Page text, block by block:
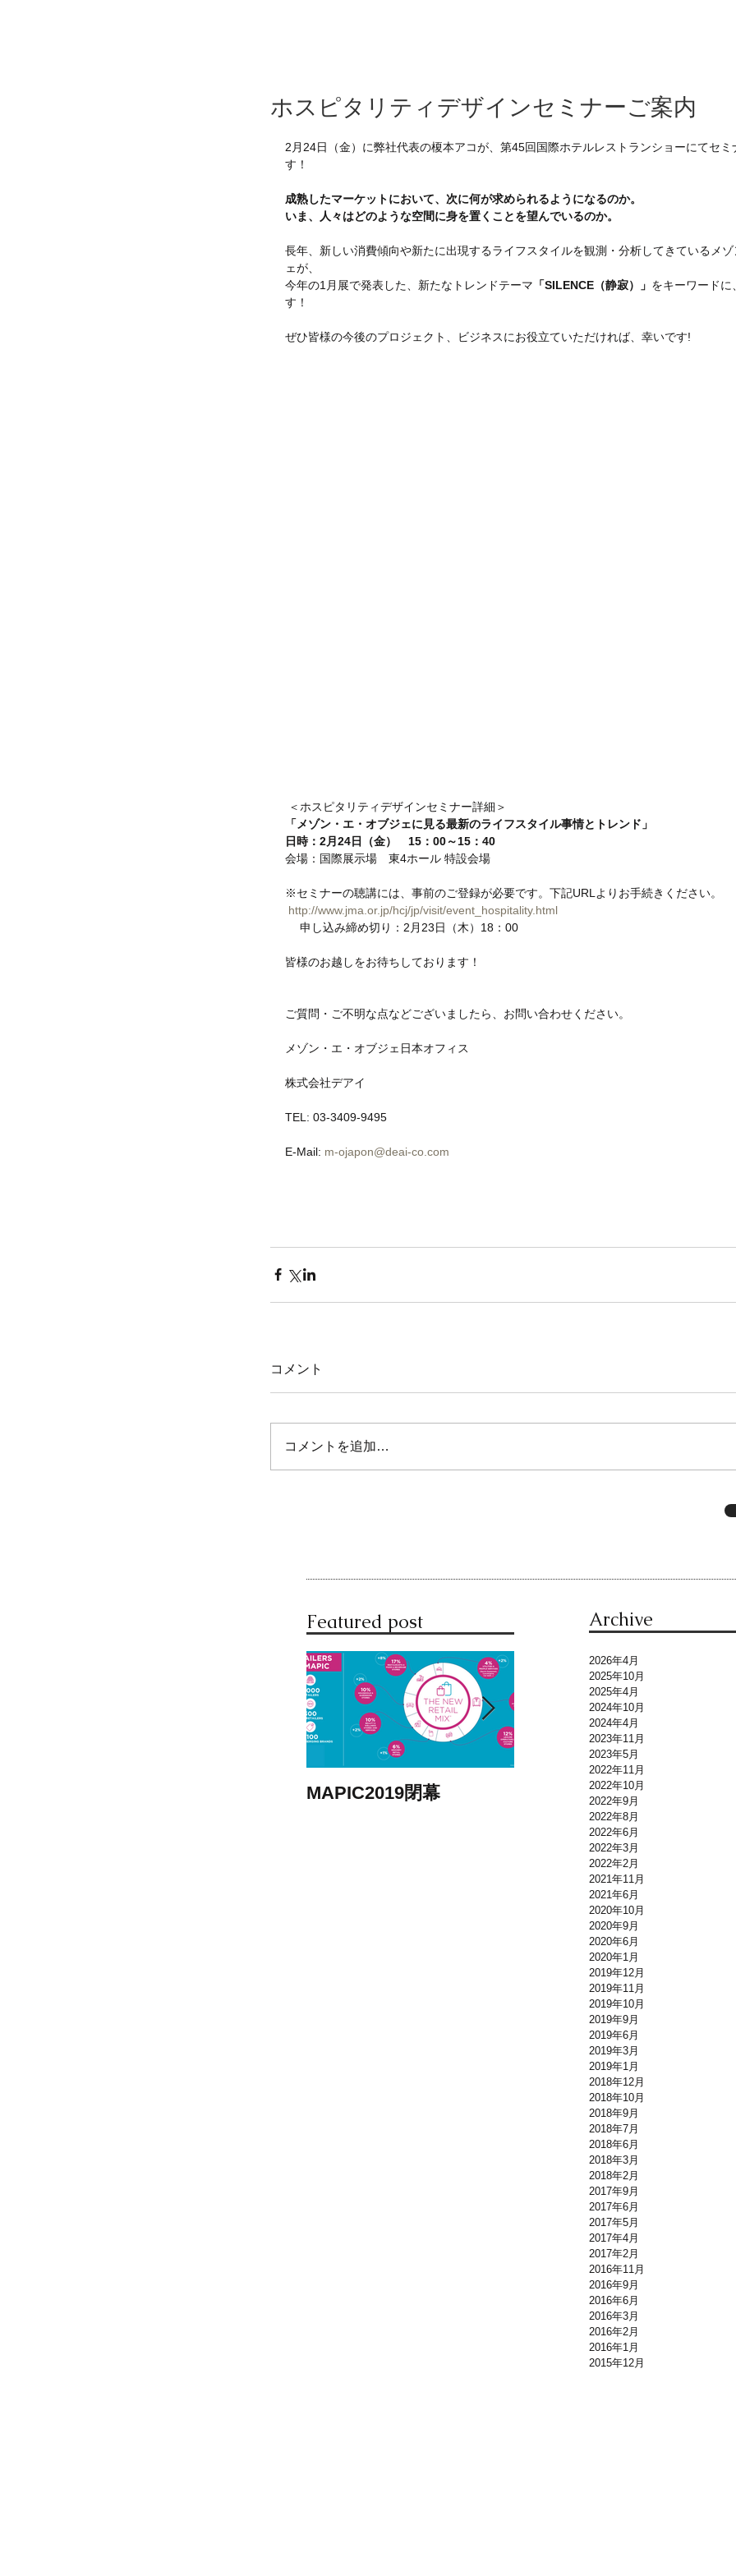
ホスピタリティデザインセミナーご案内
2月24日（金）に弊社代表の榎本アコが、第45回国際ホテルレストランショーにてセミ
す！
成熟したマーケットにおいて、次に何が求められるようになるのか。
いま、人々はどのような空間に身を置くことを望んでいるのか。
長年、新しい消費傾向や新たに出現するライフスタイルを観測・分析してきているメ
ェが、
今年の1月展で発表した、新たなトレンドテーマ 「SILENCE（静寂）」 をキーワードに
す！
ぜひ皆様の今後のプロジェクト、ビジネスにお役立ていただければ、幸いです!
＜ホスピタリティデザインセミナー詳細＞
「メゾン・エ・オブジェに見る最新のライフスタイル事情とトレンド」
日時：2月24日（金）　15：00～15：40
会場：国際展示場　東4ホール 特設会場
※セミナーの聴講には、事前のご登録が必要です。下記URLよりお手続きください。
http://www.jma.or.jp/hcj/jp/visit/event_hospitality.html
申し込み締め切り：2月23日（木）18：00
皆様のお越しをお待ちしております！
ご質問・ご不明な点などございましたら、お問い合わせください。
メゾン・エ・オブジェ日本オフィス
株式会社デアイ
TEL: 03-3409-9495
E-Mail: m-ojapon@deai-co.com
コメント
コメントを追加…
Featured post
MAPIC2019閉幕
メゾン・エ・オブジェ・
パリ2020年1月展開催及
び事前登録のご案内
Archive
2026年4月
2025年10月
2025年4月
2024年10月
2024年4月
2023年11月
2023年5月
2022年11月
2022年10月
2022年9月
2022年8月
2022年6月
2022年3月
2022年2月
2021年11月
2021年6月
2020年10月
2020年9月
2020年6月
2020年1月
2019年12月
2019年11月
2019年10月
2019年9月
2019年6月
2019年3月
2019年1月
2018年12月
2018年10月
2018年9月
2018年7月
2018年6月
2018年3月
2018年2月
2017年9月
2017年6月
2017年5月
2017年4月
2017年2月
2016年11月
2016年9月
2016年6月
2016年3月
2016年2月
2016年1月
2015年12月